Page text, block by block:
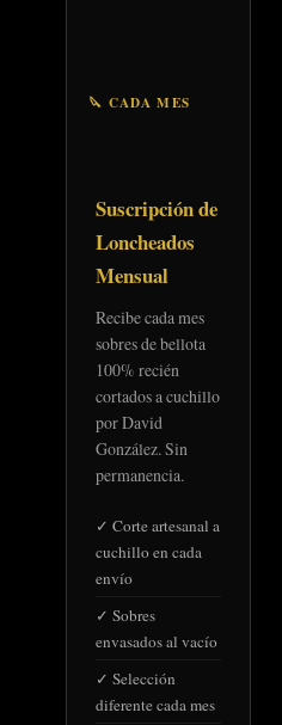
🔪 CADA MES
Suscripción de
Loncheados
Mensual
Recibe cada mes
sobres de bellota
100% recién
cortados a cuchillo
por David
González. Sin
permanencia.
✓ Corte artesanal a
cuchillo en cada
envío
✓ Sobres
envasados al vacío
✓ Selección
diferente cada mes